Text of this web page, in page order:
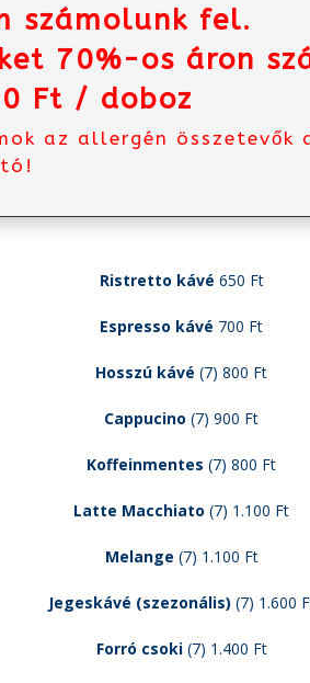
számolunk fel.
70%-os áron
Ft / doboz
az allergén
Ristretto kávé 650 Ft
Espresso kávé 700 Ft
Hosszú kávé (7) 800 Ft
Cappucino (7) 900 Ft
Koffeinmentes (7) 800 Ft
Latte Macchiato (7) 1.100 Ft
Melange (7) 1.100 Ft
Jegeskávé (szezonális) (7) 1.600
Forró csoki(7) 1.400 Ft